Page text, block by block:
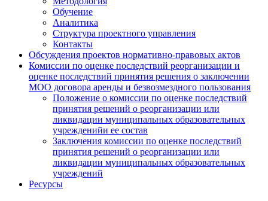
Обучение
Аналитика
Структура проектного управления
Контакты
Обсуждения проектов нормативно-правовых актов
Комиссии по оценке последствий реорганизации и
оценке последствий принятия решения о заключении
МОО договора аренды и безвозмездного пользования
Положение о комиссии по оценке последствий
принятия решений о реорганизации или
ликвидации муниципальных образовательных
учрежденийи ее состав
Заключения комиссии по оценке последствий
принятия решений о реорганизации или
ликвидации муниципальных образовательных
учреждений
Ресурсы